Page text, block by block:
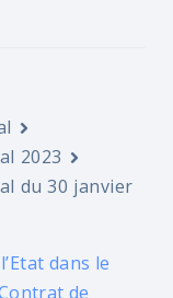
2023
du 30 janvier
dans le
de